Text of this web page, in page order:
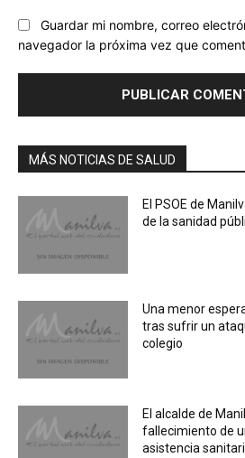
Guardar mi nombre, correo
navegador la próxima vez que
MÁS NOTICIAS DE SALUD
El PSOE de
de la sanidad
Una menor
tras sufrir un
colegio
El alcalde de
fallecimiento de
asistencia